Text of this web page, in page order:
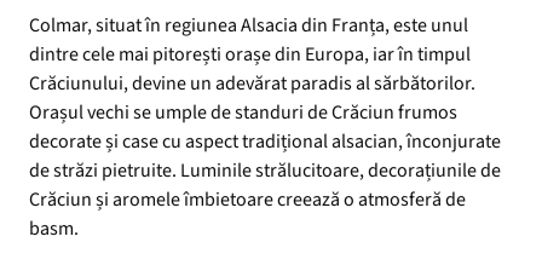
Colmar, situat în regiunea Alsacia din Franța, este unul
dintre cele mai pitorești orașe din Europa, iar în timpul
Crăciunului, devine un adevărat paradis al sărbătorilor.
Orașul vechi se umple de standuri de Crăciun frumos
decorate și case cu aspect tradițional alsacian, înconjurate
de străzi pietruite. Luminile strălucitoare, decorațiunile de
Crăciun și aromele îmbietoare creează o atmosferă de
basm.